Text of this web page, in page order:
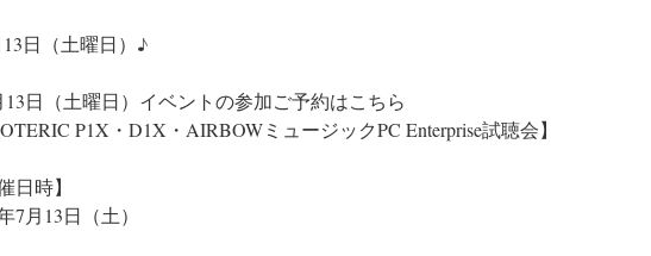
日（土曜日）♪
日（土曜日）イベントの参加ご予約はこちら
P1X・D1X・AIRBOWミュージックPC Enterprise試聴会】
日時】
7月13日（土）